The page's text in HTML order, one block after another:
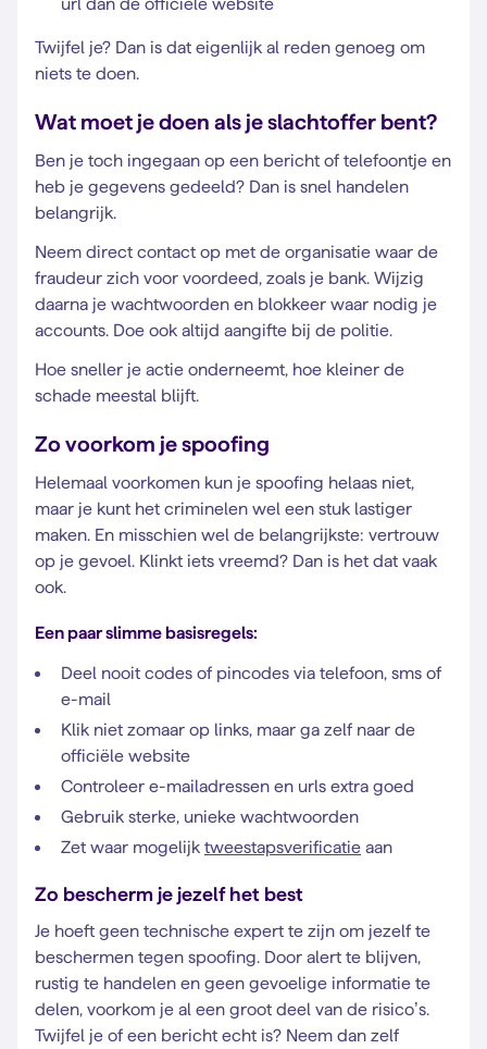
url dan de officiële website
Twijfel je? Dan is dat eigenlijk al reden genoeg om
niets te doen.
Wat moet je doen als je slachtoffer bent?
Ben je toch ingegaan op een bericht of telefoontje en
heb je gegevens gedeeld? Dan is snel handelen
belangrijk.
Neem direct contact op met de organisatie waar de
fraudeur zich voor voordeed, zoals je bank. Wijzig
daarna je wachtwoorden en blokkeer waar nodig je
accounts. Doe ook altijd aangifte bij de politie.
Hoe sneller je actie onderneemt, hoe kleiner de
schade meestal blijft.
Zo voorkom je spoofing
Helemaal voorkomen kun je spoofing helaas niet,
maar je kunt het criminelen wel een stuk lastiger
maken. En misschien wel de belangrijkste: vertrouw
op je gevoel. Klinkt iets vreemd? Dan is het dat vaak
ook.
Een paar slimme basisregels:
Deel nooit codes of pincodes via telefoon, sms of
e-mail
Klik niet zomaar op links, maar ga zelf naar de
officiële website
Controleer e-mailadressen en urls extra goed
Gebruik sterke, unieke wachtwoorden
Zet waar mogelijk tweestapsverificatie aan
Zo bescherm je jezelf het best
Je hoeft geen technische expert te zijn om jezelf te
beschermen tegen spoofing. Door alert te blijven,
rustig te handelen en geen gevoelige informatie te
delen, voorkom je al een groot deel van de risico’s.
Twijfel je of een bericht echt is? Neem dan zelf